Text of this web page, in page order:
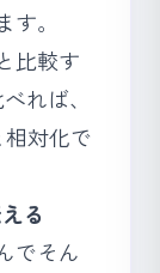
。
比較す
れば、
対化で
る
でそん